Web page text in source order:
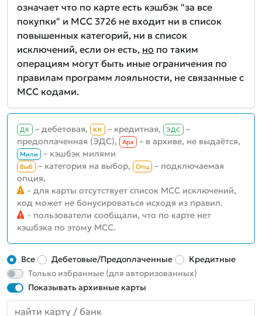
означает что по карте есть кэшбэк "за все
покупки" и MCC 3726 не входит ни в список
повышенных категорий, ни в список
исключений, если он есть, но по таким
операциям могут быть иные ограничения по
правилам программ лояльности, не связанные с
MCC кодами.
ДК – дебетовая, КК – кредитная, ЭДС
–
предоплаченная (ЭДС),
Aрх – в архиве, не выдаётся,
Мили – кэшбэк милями
Выб – категория на выбор, Опц
– подключаемая
опция,
- для карты отсутствует список MCC исключений,
код может не бонусироваться исходя из правил.
- пользователи сообщали, что по карте нет
кэшбэка по этому MCC.
Все Дебетовые/Предоплаченные
Кредитные
Только избранные (для авторизованных)
Показывать архивные карты